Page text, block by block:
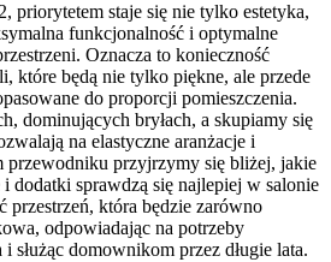
priorytetem staje się nie tylko estetyka,
funkcjonalność i optymalne
Oznacza to konieczność
które będą nie tylko piękne, ale przede
do proporcji pomieszczenia.
dominujących bryłach, a skupiamy się
na elastyczne aranżacje i
przewodniku przyjrzymy się bliżej, jakie
dodatki sprawdzą się najlepiej w salonie
która będzie zarówno
odpowiadając na potrzeby
służąc domownikom przez długie lata.